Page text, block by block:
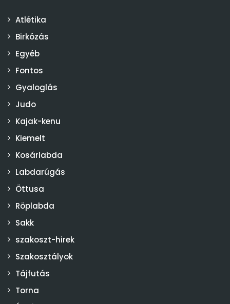
Atlétika
Birkózás
Egyéb
Fontos
Gyaloglás
Judo
Kajak-kenu
Kiemelt
Kosárlabda
Labdarúgás
Öttusa
Röplabda
Sakk
szakoszt-hirek
Szakosztályok
Tájfutás
Torna